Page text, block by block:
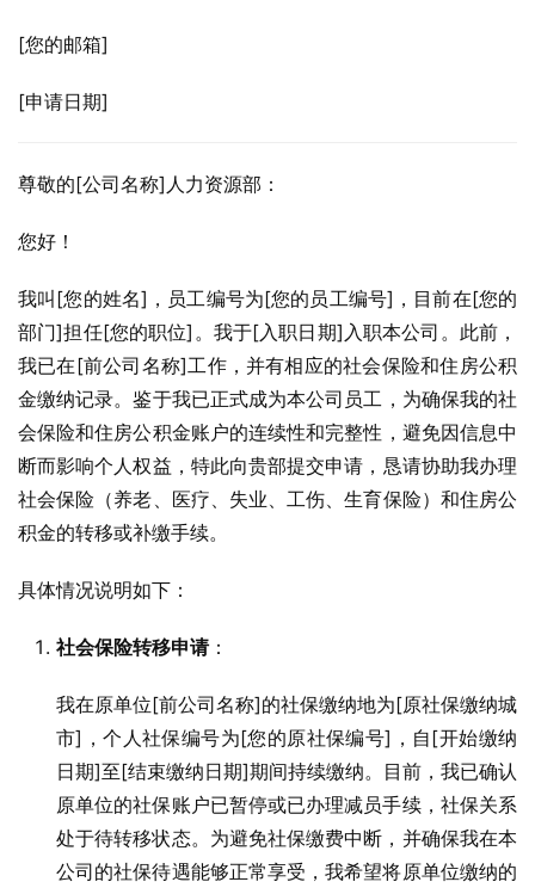
[您的邮箱]
[申请日期]
尊敬的[公司名称]人力资源部：
您好！
我叫[您的姓名]，员工编号为[您的员工编号]，目前在[您的
部门]担任[您的职位]。我于[入职日期]入职本公司。此前，
我已在[前公司名称]工作，并有相应的社会保险和住房公积
金缴纳记录。鉴于我已正式成为本公司员工，为确保我的社
会保险和住房公积金账户的连续性和完整性，避免因信息中
断而影响个人权益，特此向贵部提交申请，恳请协助我办理
社会保险（养老、医疗、失业、工伤、生育保险）和住房公
积金的转移或补缴手续。
具体情况说明如下：
社会保险转移申请：
我在原单位[前公司名称]的社保缴纳地为[原社保缴纳城
市]，个人社保编号为[您的原社保编号]，自[开始缴纳
日期]至[结束缴纳日期]期间持续缴纳。目前，我已确认
原单位的社保账户已暂停或已办理减员手续，社保关系
处于待转移状态。为避免社保缴费中断，并确保我在本
公司的社保待遇能够正常享受，我希望将原单位缴纳的